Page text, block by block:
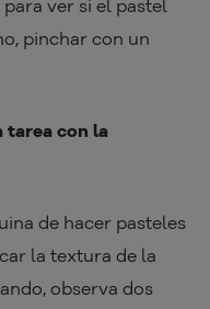
ver si el pastel
pinchar con un
tarea con la
de hacer pasteles
la textura de la
observa dos